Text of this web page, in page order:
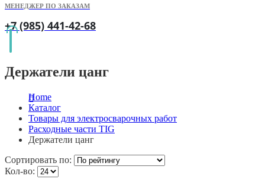
МЕНЕДЖЕР ПО ЗАКАЗАМ
+7 (985) 441-42-68
Держатели цанг
Home
Каталог
Товары для электросварочных работ
Расходные части TIG
Держатели цанг
Сортировать по:
Кол-во: